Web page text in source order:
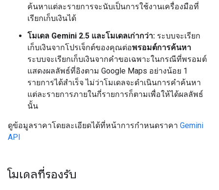
ค้นหาแต่ละรายการจะนับเป็นการใช้งานเครื่องมือที่
เรียกเก็บเงินได้
โมเดล Gemini 2.5 และโมเดลเก่ากว่า: ระบบจะเรียก
เก็บเงินจากโปรเจ็กต์ของคุณต่อพรอมต์การค้นหา
ระบบจะเรียกเก็บเงินจากคำขอเฉพาะในกรณีที่พรอมต์
แสดงผลลัพธ์ที่อิงตาม Google Maps อย่างน้อย 1
รายการได้สำเร็จ ไม่ว่าโมเดลจะดำเนินการคำค้นหา
แต่ละรายการภายในกี่รายการก็ตามเพื่อให้ได้ผลลัพธ์
นั้น
ดูข้อมูลราคาโดยละเอียดได้ที่หน้าการกำหนดราคา Gemini
API
โมเดลที่รองรับ